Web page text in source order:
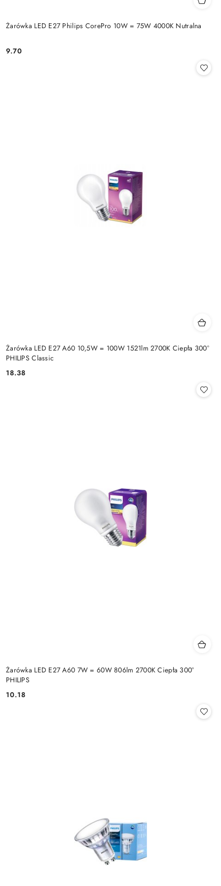
Żarówka LED E27 Philips CorePro 10W = 75W 4000K Nutralna
Cena:
9.70
Żarówka LED E27 A60 10,5W = 100W 1521lm 2700K Ciepła 300°
PHILIPS Classic
Cena:
18.38
Żarówka LED E27 A60 7W = 60W 806lm 2700K Ciepła 300°
PHILIPS
Cena:
10.18